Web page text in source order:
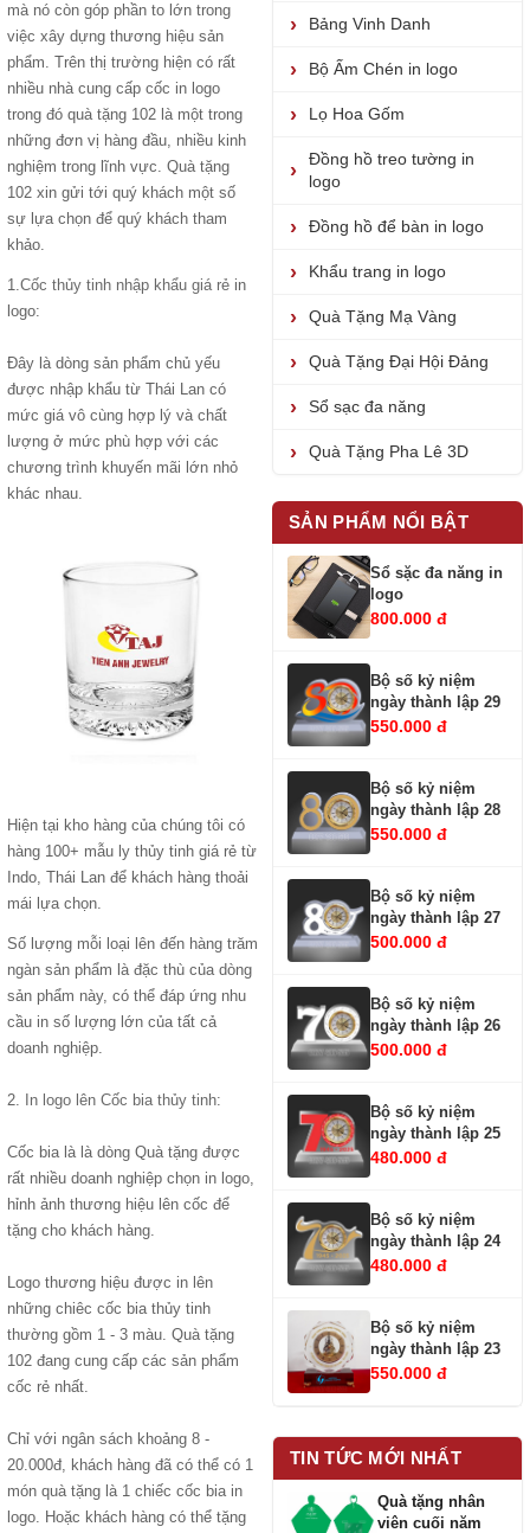
mà nó còn góp phần to lớn trong
việc xây dựng thương hiệu sản
phẩm. Trên thị trường hiện có rất
nhiều nhà cung cấp cốc in logo
trong đó quà tặng 102 là một trong
những đơn vị hàng đầu, nhiều kinh
nghiệm trong lĩnh vực. Quà tặng
102 xin gửi tới quý khách một số
sự lựa chọn để quý khách tham
khảo.
1.Cốc thủy tinh nhập khẩu giá rẻ in
logo:
Đây là dòng sản phẩm chủ yếu
được nhập khẩu từ Thái Lan có
mức giá vô cùng hợp lý và chất
lượng ở mức phù hợp với các
chương trình khuyến mãi lớn nhỏ
khác nhau.
Hiện tại kho hàng của chúng tôi có
hàng 100+ mẫu ly thủy tinh giá rẻ từ
Indo, Thái Lan để khách hàng thoải
mái lựa chọn.
Số lượng mỗi loại lên đến hàng trăm
ngàn sản phẩm là đặc thù của dòng
sản phẩm này, có thể đáp ứng nhu
cầu in số lượng lớn của tất cả
doanh nghiệp.
2. In logo lên Cốc bia thủy tinh:
Cốc bia là là dòng Quà tặng được
rất nhiều doanh nghiệp chọn in logo,
hỉnh ảnh thương hiệu lên cốc để
tặng cho khách hàng.
Logo thương hiệu được in lên
những chiêc cốc bia thủy tinh
thường gồm 1 - 3 màu. Quà tặng
102 đang cung cấp các sản phẩm
cốc rẻ nhất.
Chỉ với ngân sách khoảng 8 -
20.000đ, khách hàng đã có thể có 1
món quà tặng là 1 chiếc cốc bia in
logo. Hoặc khách hàng có thể tặng
Bảng Vinh Danh
Bộ Ấm Chén in logo
Lọ Hoa Gốm
Đồng hồ treo tường in
logo
Đồng hồ để bàn in logo
Khẩu trang in logo
Quà Tặng Mạ Vàng
Quà Tặng Đại Hội Đảng
Sổ sạc đa năng
Quà Tặng Pha Lê 3D
SẢN PHẨM NỔI BẬT
Sổ sặc đa năng in
logo
800.000 đ
Bộ số kỷ niệm
ngày thành lập 29
550.000 đ
Bộ số kỷ niệm
ngày thành lập 28
550.000 đ
Bộ số kỷ niệm
ngày thành lập 27
500.000 đ
Bộ số kỷ niệm
ngày thành lập 26
500.000 đ
Bộ số kỷ niệm
ngày thành lập 25
480.000 đ
Bộ số kỷ niệm
ngày thành lập 24
480.000 đ
Bộ số kỷ niệm
ngày thành lập 23
550.000 đ
TIN TỨC MỚI NHẤT
Quà tặng nhân
viên cuối năm